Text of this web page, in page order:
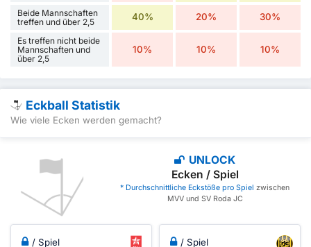
Beide Mannschaften
treffen und über 2,5
40% 20% 30%
Es treffen nicht beide
Mannschaften und
über 2,5
10% 10% 10%
Eckball Statistik
Wie viele Ecken werden gemacht?
UNLOCK
Ecken / Spiel
* Durchschnittliche Eckstöße pro Spiel zwischen
MVV und SV Roda JC
/ Spiel / Spiel